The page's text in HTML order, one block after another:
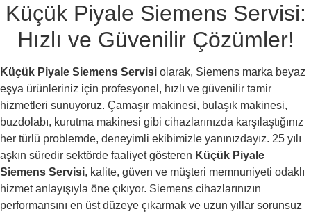
Küçük Piyale Siemens Servisi:
Hızlı ve Güvenilir Çözümler!
Küçük Piyale Siemens Servisi olarak, Siemens marka beyaz
eşya ürünleriniz için profesyonel, hızlı ve güvenilir tamir
hizmetleri sunuyoruz. Çamaşır makinesi, bulaşık makinesi,
buzdolabı, kurutma makinesi gibi cihazlarınızda karşılaştığınız
her türlü problemde, deneyimli ekibimizle yanınızdayız. 25 yılı
aşkın süredir sektörde faaliyet gösteren Küçük Piyale
Siemens Servisi, kalite, güven ve müşteri memnuniyeti odaklı
hizmet anlayışıyla öne çıkıyor. Siemens cihazlarınızın
performansını en üst düzeye çıkarmak ve uzun yıllar sorunsuz